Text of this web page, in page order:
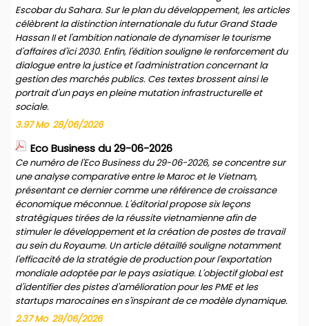
Escobar du Sahara. Sur le plan du développement, les articles
célèbrent la distinction internationale du futur Grand Stade
Hassan II et l'ambition nationale de dynamiser le tourisme
d'affaires d'ici 2030. Enfin, l'édition souligne le renforcement du
dialogue entre la justice et l'administration concernant la
gestion des marchés publics. Ces textes brossent ainsi le
portrait d'un pays en pleine mutation infrastructurelle et
sociale.
3.97 Mo 28/06/2026
Eco Business du 29-06-2026
Ce numéro de l'Eco Business du 29-06-2026, se concentre sur
une analyse comparative entre le Maroc et le Vietnam,
présentant ce dernier comme une référence de croissance
économique méconnue. L'éditorial propose six leçons
stratégiques tirées de la réussite vietnamienne afin de
stimuler le développement et la création de postes de travail
au sein du Royaume. Un article détaillé souligne notamment
l'efficacité de la stratégie de production pour l'exportation
mondiale adoptée par le pays asiatique. L'objectif global est
d'identifier des pistes d'amélioration pour les PME et les
startups marocaines en s'inspirant de ce modèle dynamique.
2.37 Mo 29/06/2026